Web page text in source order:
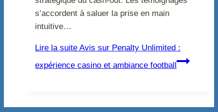
s’accordent à saluer la prise en main
intuitive…
Lire la suite Avis sur Penalty Unlimited :
expérience casino et ambiance football